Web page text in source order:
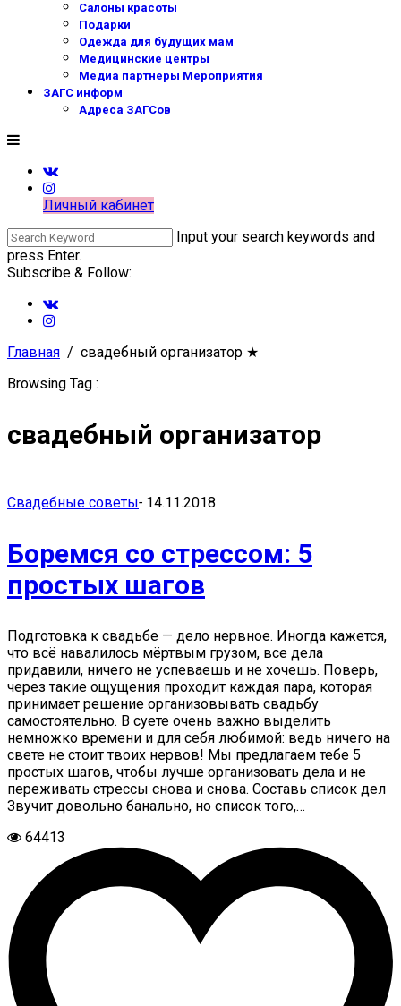
Салоны красоты
Подарки
Одежда для будущих мам
Медицинские центры
Медиа партнеры Мероприятия
ЗАГС информ
Адреса ЗАГСов
Личный кабинет
Input your search keywords and
press Enter.
Subscribe & Follow:
Главная свадебный организатор ★
Browsing Tag :
свадебный организатор
Свадебные советы- 14.11.2018
Боремся со стрессом: 5
простых шагов
Подготовка к свадьбе — дело нервное. Иногда кажется,
что всё навалилось мёртвым грузом, все дела
придавили, ничего не успеваешь и не хочешь. Поверь,
через такие ощущения проходит каждая пара, которая
принимает решение организовывать свадьбу
самостоятельно. В суете очень важно выделить
немножко времени и для себя любимой: ведь ничего на
свете не стоит твоих нервов! Мы предлагаем тебе 5
простых шагов, чтобы лучше организовать дела и не
переживать стрессы снова и снова. Составь список дел
Звучит довольно банально, но список того,…
64413